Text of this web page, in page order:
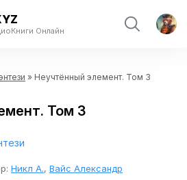
Онлайн
» Неучтённый элемент. Том 3
Том 3
Никл А., Вайс Александр